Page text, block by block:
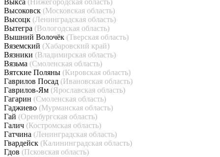
Выкса (Нижегородская область)
Высоковск (Московская область)
Высоцк (Ленинградская область)
Вытегра (Вологодская область)
Вышний Волочёк (Тверская область)
Вяземский (Хабаровский край)
Вязники (Владимирская область)
Вязьма (Смоленская область)
Вятские Поляны (Кировская область)
Гаврилов Посад (Ивановская область)
Гаврилов-Ям (Ярославская область)
Гагарин (Смоленская область)
Гаджиево (Мурманская область)
Гай (Оренбургская область)
Галич (Костромская область)
Гатчина (Ленинградская область)
Гвардейск (Калининградская область)
Гдов (Псковская область)